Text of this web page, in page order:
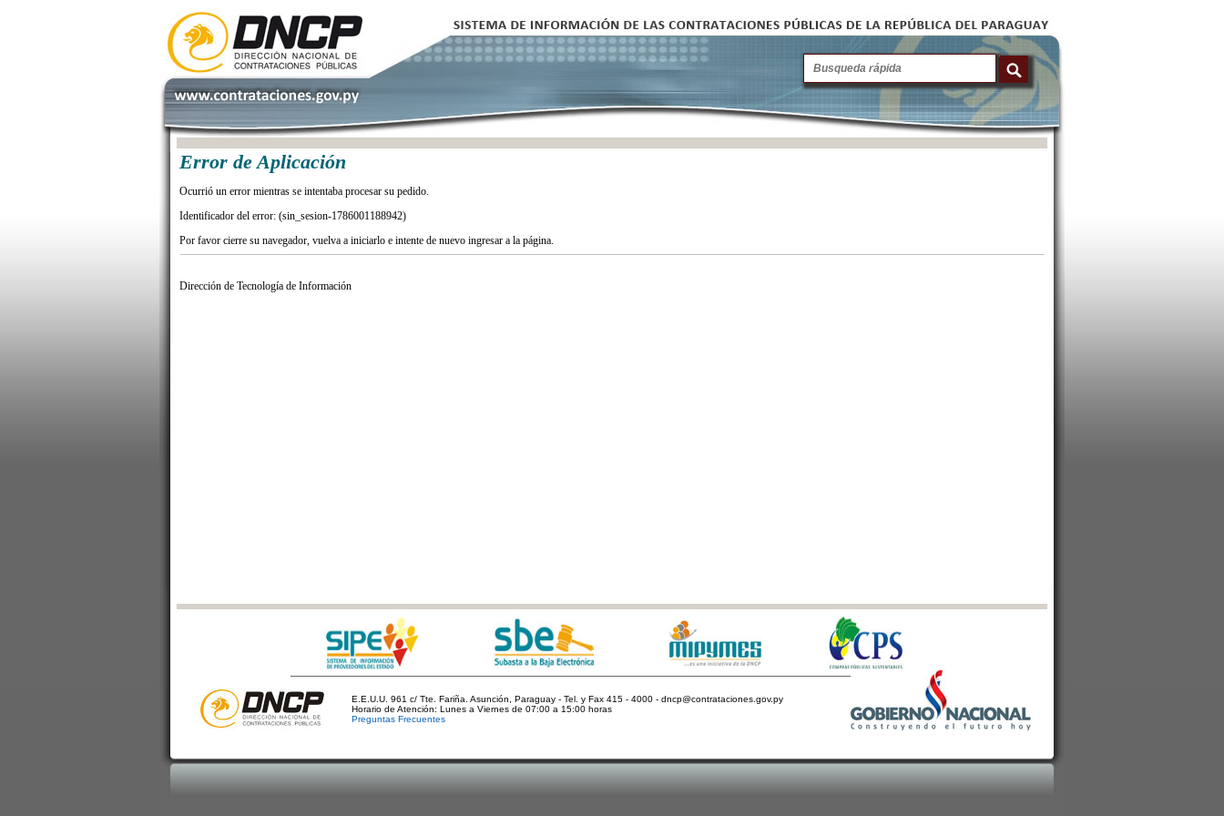
Error de Aplicación
Ocurrió un error mientras se intentaba procesar su pedido.
Identificador del error: (sin_sesion-1786001188942)
Por favor cierre su navegador, vuelva a iniciarlo e intente de nuevo ingresar a la página.
Dirección de Tecnología de Información
E.E.U.U. 961 c/ Tte. Fariña. Asunción, Paraguay - Tel. y Fax 415 - 4000 - dncp@contrataciones.gov.py
Horario de Atención: Lunes a Viernes de 07:00 a 15:00 horas
Preguntas Frecuentes